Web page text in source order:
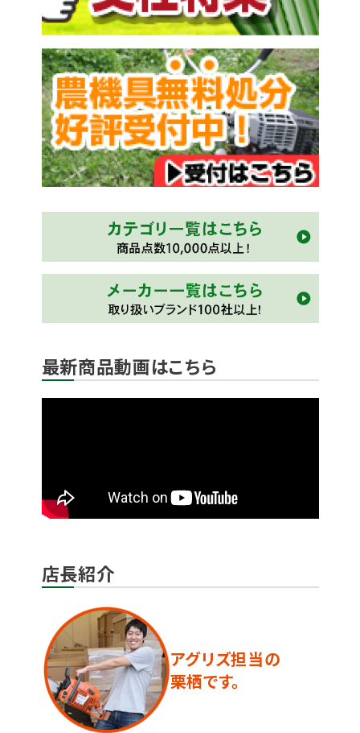
最新商品動画はこちら
店長紹介
アグリズ担当の
栗栖です。